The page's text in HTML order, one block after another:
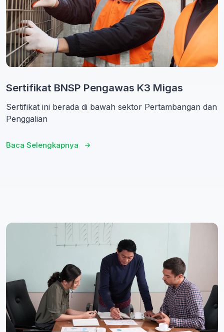
Sertifikat BNSP Pengawas K3 Migas
Sertifikat ini berada di bawah sektor Pertambangan dan
Penggalian
Baca Selengkapnya